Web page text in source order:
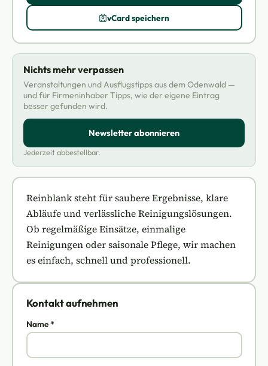
Reinblank steht für saubere Ergebnisse, klare
Abläufe und verlässliche Reinigungslösungen.
Ob regelmäßige Einsätze, einmalige
Reinigungen oder saisonale Pflege, wir machen
es einfach, schnell und professionell.
Kontakt aufnehmen
Name *
vCard speichern
Nichts mehr verpassen
Veranstaltungen und Ausflugstipps aus dem Odenwald —
und für Firmeninhaber Tipps, wie der eigene Eintrag
besser gefunden wird.
Newsletter abonnieren
Jederzeit abbestellbar.